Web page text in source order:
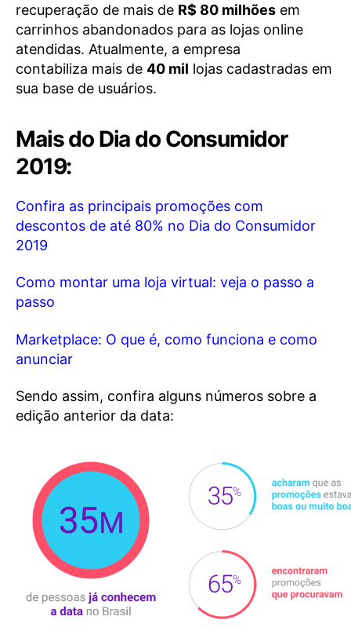
recuperação de mais de R$ 80 milhões em
carrinhos abandonados para as lojas online
atendidas. Atualmente, a empresa
contabiliza mais de 40 mil lojas cadastradas em
sua base de usuários.
Mais do Dia do Consumidor
2019:
Confira as principais promoções com
descontos de até 80% no Dia do Consumidor
2019
Como montar uma loja virtual: veja o passo a
passo
Marketplace: O que é, como funciona e como
anunciar
Sendo assim, confira alguns números sobre a
edição anterior da data: